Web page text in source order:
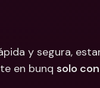
y segura,
en bunq solo